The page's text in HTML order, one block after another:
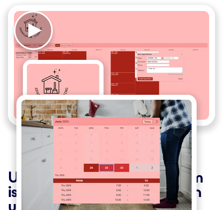
Unser Terminbuchungssystem
ist speziell für Haushaltshilfen
und Reinigungsservice